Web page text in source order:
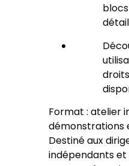
Format : atelier
démonstrations
Destiné aux
indépendants et